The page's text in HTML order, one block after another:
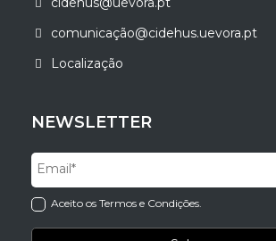
comunicação@cidehus.uevora.pt
Localização
NEWSLETTER
Aceito os Termos e Condições.